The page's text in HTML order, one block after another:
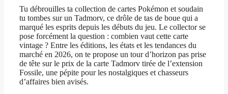
Tu débrouilles ta collection de cartes Pokémon et soudain
tu tombes sur un Tadmorv, ce drôle de tas de boue qui a
marqué les esprits depuis les débuts du jeu. Le collector se
pose forcément la question : combien vaut cette carte
vintage ? Entre les éditions, les états et les tendances du
marché en 2026, on te propose un tour d’horizon pas prise
de tête sur le prix de la carte Tadmorv tirée de l’extension
Fossile, une pépite pour les nostalgiques et chasseurs
d’affaires bien avisés.